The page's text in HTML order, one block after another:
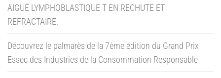
AIGUË LYMPHOBLASTIQUE T EN RECHUTE ET
REFRACTAIRE.
Découvrez le palmarès de la 7ème édition du Grand Prix
Essec des Industries de la Consommation Responsable